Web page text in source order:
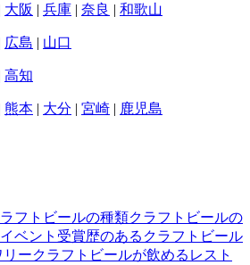
大阪 | 兵庫 | 奈良 | 和歌山
広島 | 山口
高知
熊本 | 大分 | 宮崎 | 鹿児島
フトビールの種類クラフトビールの
ベント 受賞歴のあるクラフトビール
リークラフトビールが飲めるレスト